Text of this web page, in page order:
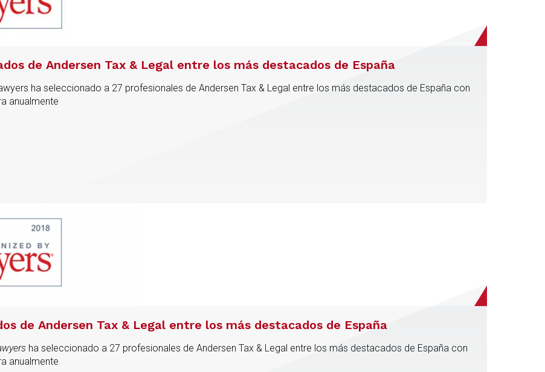
de Andersen Tax & Legal entre los más destacados de España
ha seleccionado a 27 profesionales de Andersen Tax & Legal entre los más destacados de España con
anualmente
de Andersen Tax & Legal entre los más destacados de España
ha seleccionado a 27 profesionales de Andersen Tax & Legal entre los más destacados de España con
anualmente